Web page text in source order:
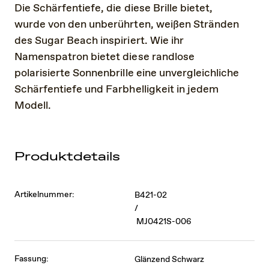
Die Schärfentiefe, die diese Brille bietet,
wurde von den unberührten, weißen Stränden
des Sugar Beach inspiriert. Wie ihr
Namenspatron bietet diese randlose
polarisierte Sonnenbrille eine unvergleichliche
Schärfentiefe und Farbhelligkeit in jedem
Modell.
Produktdetails
Artikelnummer:
B421-02
/
MJ0421S-006
Fassung: Glänzend Schwarz